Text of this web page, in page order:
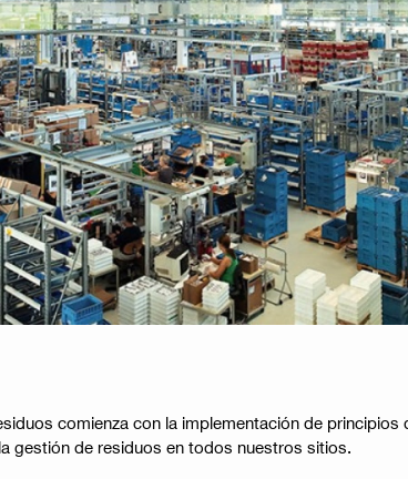
comienza con la implementación de
gestión de residuos en todos nuestros sitios​​.